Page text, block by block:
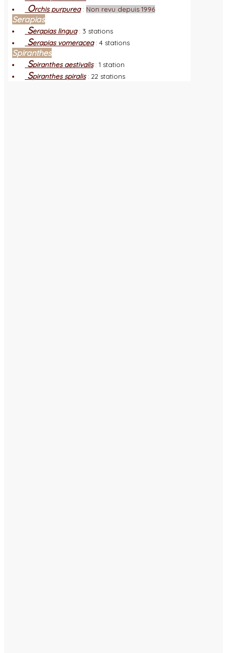
Orchis purpurea: Non revu depuis 1996
Serapias
Serapias lingua: 3 stations
Serapias vomeracea: 4 stations
Spiranthes
Spiranthes aestivalis: 1 station
Spiranthes spiralis: 22 stations